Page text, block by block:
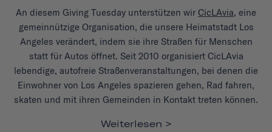
An diesem Giving Tuesday unterstützen wir CicLAvia, eine
gemeinnützige Organisation, die unsere Heimatstadt Los
Angeles verändert, indem sie ihre Straßen für Menschen
statt für Autos öffnet. Seit 2010 organisiert CicLAvia
lebendige, autofreie Straßenveranstaltungen, bei denen die
Einwohner von Los Angeles spazieren gehen, Rad fahren,
skaten und mit ihren Gemeinden in Kontakt treten können.
Weiterlesen